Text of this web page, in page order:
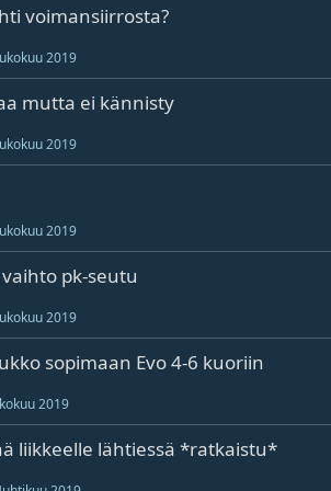
voimansiirrosta?
2019
mutta ei kännisty
2019
2019
pk-seutu
2019
sopimaan Evo 4-6 kuoriin
2019
liikkeelle lähtiessä *ratkaistu*